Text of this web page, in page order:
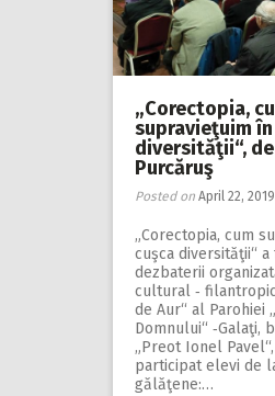
„Corectopia,
supravieţuim
diversităţii“,
Purcăruş
Posted on April 22, 2019
„Corectopia, cum
cuşca divers­ităţii“
dezbaterii
cultural ‑
de Aur“ al Parohiei
Domnului“ ‑Galaţi,
„Preot Ionel
participat elevi de
gălăţene:…